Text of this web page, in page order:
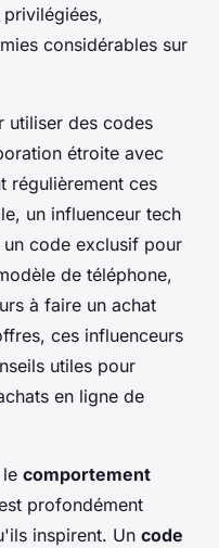
considérables sur
utiliser des codes
étroite avec
régulièrement ces
un influenceur tech
code exclusif pour
de téléphone,
à faire un achat
ces influenceurs
utiles pour
en ligne de
comportement
profondément
inspirent. Un code